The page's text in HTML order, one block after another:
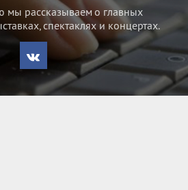
мы рассказываем о главных
спектаклях и концертах.